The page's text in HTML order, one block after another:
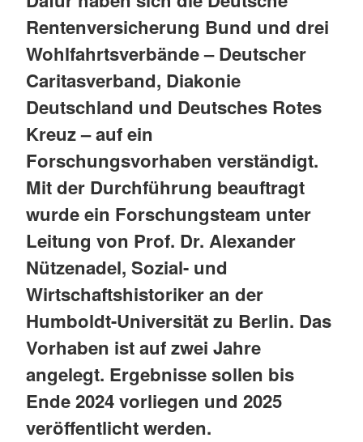
Rentenversicherung Bund und drei
Wohlfahrtsverbände – Deutscher
Caritasverband, Diakonie
Deutschland und Deutsches Rotes
Kreuz – auf ein
Forschungsvorhaben verständigt.
Mit der Durchführung beauftragt
wurde ein Forschungsteam unter
Leitung von Prof. Dr. Alexander
Nützenadel, Sozial- und
Wirtschaftshistoriker an der
Humboldt-Universität zu Berlin. Das
Vorhaben ist auf zwei Jahre
angelegt. Ergebnisse sollen bis
Ende 2024 vorliegen und 2025
veröffentlicht werden.